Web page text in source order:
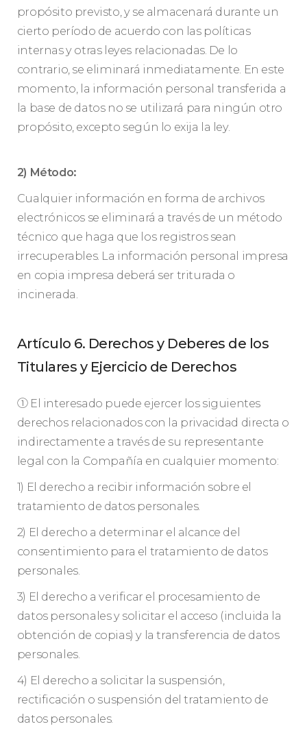
propósito previsto, y se almacenará durante un
cierto período de acuerdo con las políticas
internas y otras leyes relacionadas. De lo
contrario, se eliminará inmediatamente. En este
momento, la información personal transferida a
la base de datos no se utilizará para ningún otro
propósito, excepto según lo exija la ley.
2) Método:
Cualquier información en forma de archivos
electrónicos se eliminará a través de un método
técnico que haga que los registros sean
irrecuperables. La información personal impresa
en copia impresa deberá ser triturada o
incinerada.
Artículo 6. Derechos y Deberes de los
Titulares y Ejercicio de Derechos
① El interesado puede ejercer los siguientes
derechos relacionados con la privacidad directa o
indirectamente a través de su representante
legal con la Compañía en cualquier momento:
1) El derecho a recibir información sobre el
tratamiento de datos personales.
2) El derecho a determinar el alcance del
consentimiento para el tratamiento de datos
personales.
3) El derecho a verificar el procesamiento de
datos personales y solicitar el acceso (incluida la
obtención de copias) y la transferencia de datos
personales.
4) El derecho a solicitar la suspensión,
rectificación o suspensión del tratamiento de
datos personales.